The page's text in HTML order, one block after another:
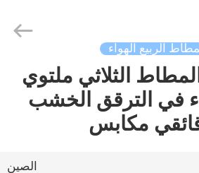
الربيع الهواء
S-550-3R المطاط الثلاثي ملتوي
في الترقق الخشب
مكابس
الصين